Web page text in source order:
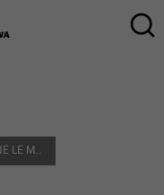
C’EST TERMINÉ LE MASQUE EN CLASSE DÈS LE 7 MARS